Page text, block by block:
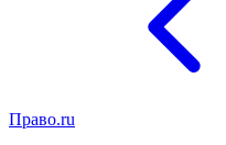
Право.ru